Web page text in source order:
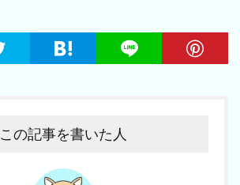
この記事を書いた人